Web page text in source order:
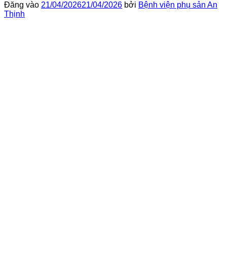
Đăng vào 21/04/202621/04/2026 bởi Bệnh viện phụ sản An
Thịnh